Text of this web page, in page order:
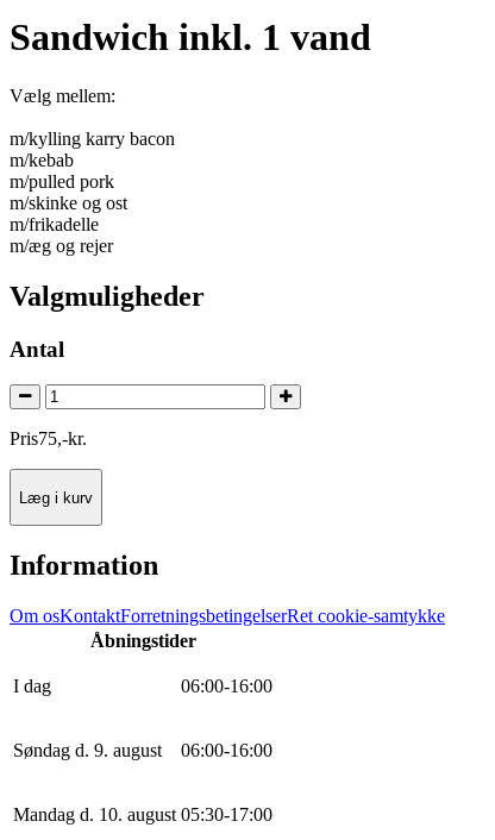
Sandwich inkl. 1 vand
Vælg mellem:
m/kylling karry bacon
m/kebab
m/pulled pork
m/skinke og ost
m/frikadelle
m/æg og rejer
Valgmuligheder
Antal
Pris75,-kr.
Læg i kurv
Information
Om osKontaktForretningsbetingelserRet cookie-samtykke
Åbningstider
I dag 06:00-16:00
Søndag d. 9. august 06:00-16:00
Mandag d. 10. august 05:30-17:00